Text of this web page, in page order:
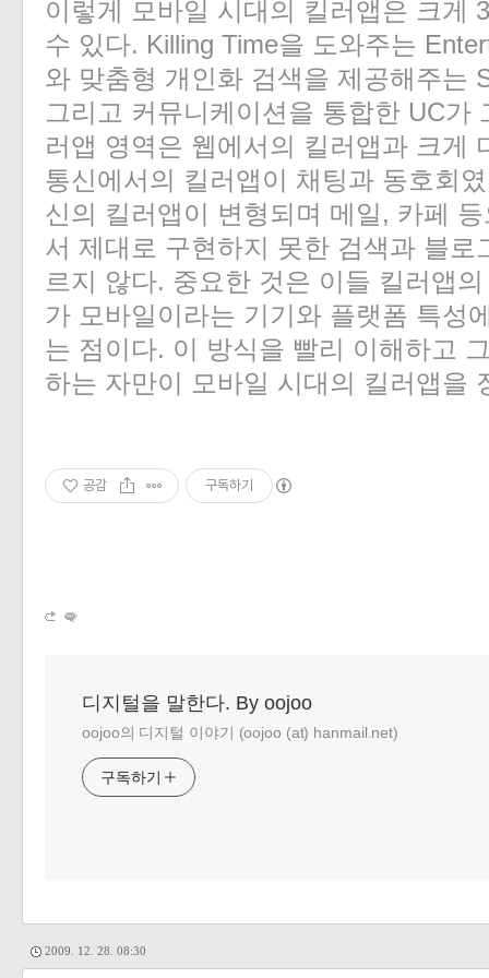
이렇게 모바일 시대의 킬러앱은 크게
수 있다. Killing Time을 도와주는
와 맞춤형 개인화 검색을 제공해주는
그리고 커뮤니케이션을 통합한 UC가
러앱 영역은 웹에서의 킬러앱과 크게
통신에서의 킬러앱이 채팅과 동호회
신의 킬러앱이 변형되며 메일, 카페
서 제대로 구현하지 못한 검색과 블로
르지 않다. 중요한 것은 이들 킬러앱
가 모바일이라는 기기와 플랫폼 특성
는 점이다. 이 방식을 빨리 이해하고
하는 자만이 모바일 시대의 킬러앱을
공감 구독하기
디지털을 말한다. By oojoo
oojoo의 디지털 이야기 (oojoo (at) hanmail.net)
구독하기
2009. 12. 28. 08:30